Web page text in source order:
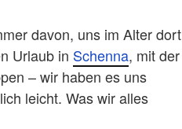
davon, uns im Alter dort
Urlaub in Schenna, mit der
– wir haben es uns
leicht. Was wir alles